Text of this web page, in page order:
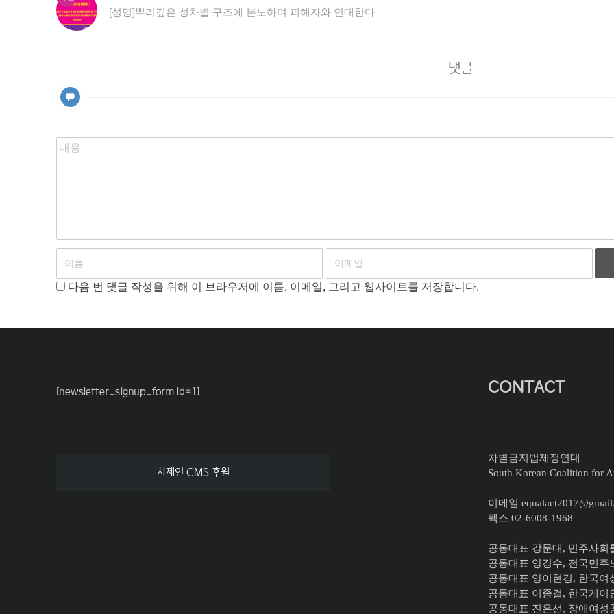
내
이
전
글:
[성명]뿌리깊은 성차별 구조에 분노하며 피해자와 연대한다
댓글
다음 번 댓글 작성을 위해 이 브라우저에 이름, 이메일, 그리고 웹사이트를 저장합니다.
[newsletter_signup_form id=1]
차제연 CMS 후원
CONTACT
차별금지법제정연대
South Korean Coalition for
이메일
팩스 02-6008-1968
공동대표 강문대, 민주사회
공동대표 양경수, 전국민주
공동대표 양이현경, 한국여
공동대표 이종걸, 한국게이
공동대표 진은선, 장애여성